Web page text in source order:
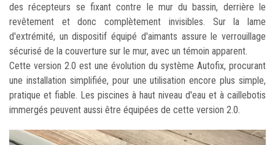
des récepteurs se fixant contre le mur du bassin, derrière le
revêtement et donc complètement invisibles. Sur la lame
d'extrémité, un dispositif équipé d'aimants assure le verrouillage
sécurisé de la couverture sur le mur, avec un témoin apparent.
Cette version 2.0 est une évolution du système Autofix, procurant
une installation simplifiée, pour une utilisation encore plus simple,
pratique et fiable. Les piscines à haut niveau d'eau et à caillebotis
immergés peuvent aussi être équipées de cette version 2.0.